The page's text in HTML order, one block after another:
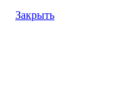
Закрыть